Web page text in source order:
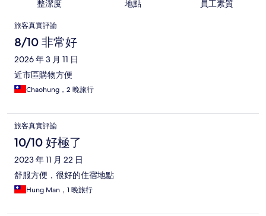
整潔度 地點 員工素質
評
論
旅客真實評論
8/10 非常好
2026 年 3 月 11 日
近市區購物方便
Chaohung，2 晚旅行
旅客真實評論
10/10 好極了
2023 年 11 月 22 日
舒服方便，很好的住宿地點
Hung Man，1 晚旅行